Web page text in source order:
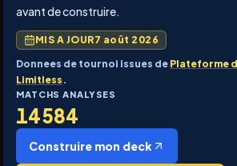
avant de construire.
MIS A JOUR7 août 2026
Donnees de tournoi issues de Plateforme
Limitless .
MATCHS ANALYSES
14 584
Construire mon deck